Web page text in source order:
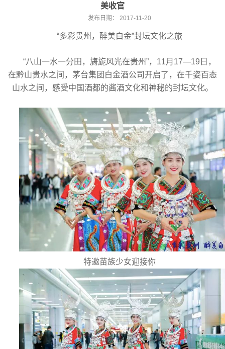
美收官
发布日期： 2017-11-20
“多彩贵州，醉美白金”封坛文化之旅
“八山一水一分田，旖旎风光在贵州”，11月17—19日，
在黔山贵水之间，茅台集团白金酒公司开启了，在千姿百态
山水之间，感受中国酒都的酱酒文化和神秘的封坛文化。
特邀苗族少女迎接你